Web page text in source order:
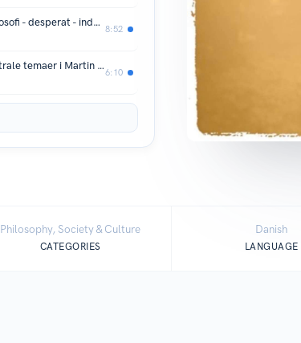
Episode 46: NY BOG: Værdighedens filosofi - desperat - indestængt - bandlyst - i en traumatisk krigstid
8:52
Episode 45: Tankens åbenhed: Om centrale temaer i Martin Heideggers sene værk
6:10
Philosophy, Society & Culture
CATEGORIES
Danish
LANGUAGE